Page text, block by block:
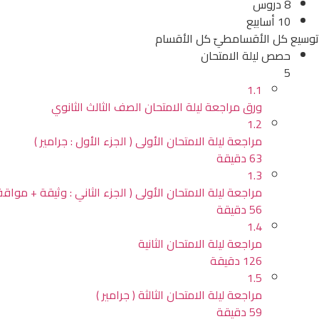
8 دروس
10 أسابيع
توسيع كل الأقسامطيّ كل الأقسام
حصص ليلة الامتحان
5
1.1
ورق مراجعة ليلة الامتحان الصف الثالث الثانوي
1.2
مراجعة ليلة الامتحان الأولى ( الجزء الأول : جرامير )
63 دقيقة
1.3
مراجعة ليلة الامتحان الأولى ( الجزء الثاني : وثيقة +
56 دقيقة
1.4
مراجعة ليلة الامتحان الثانية
126 دقيقة
1.5
مراجعة ليلة الامتحان الثالثة ( جرامير )
59 دقيقة